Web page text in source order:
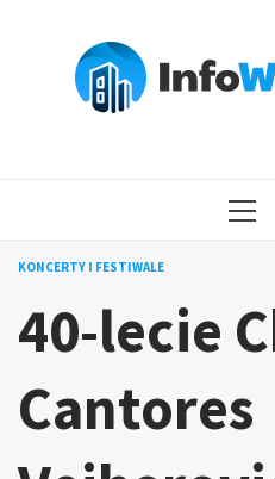
MENU
KONCERTY I FESTIWALE
40-lecie
Cantores